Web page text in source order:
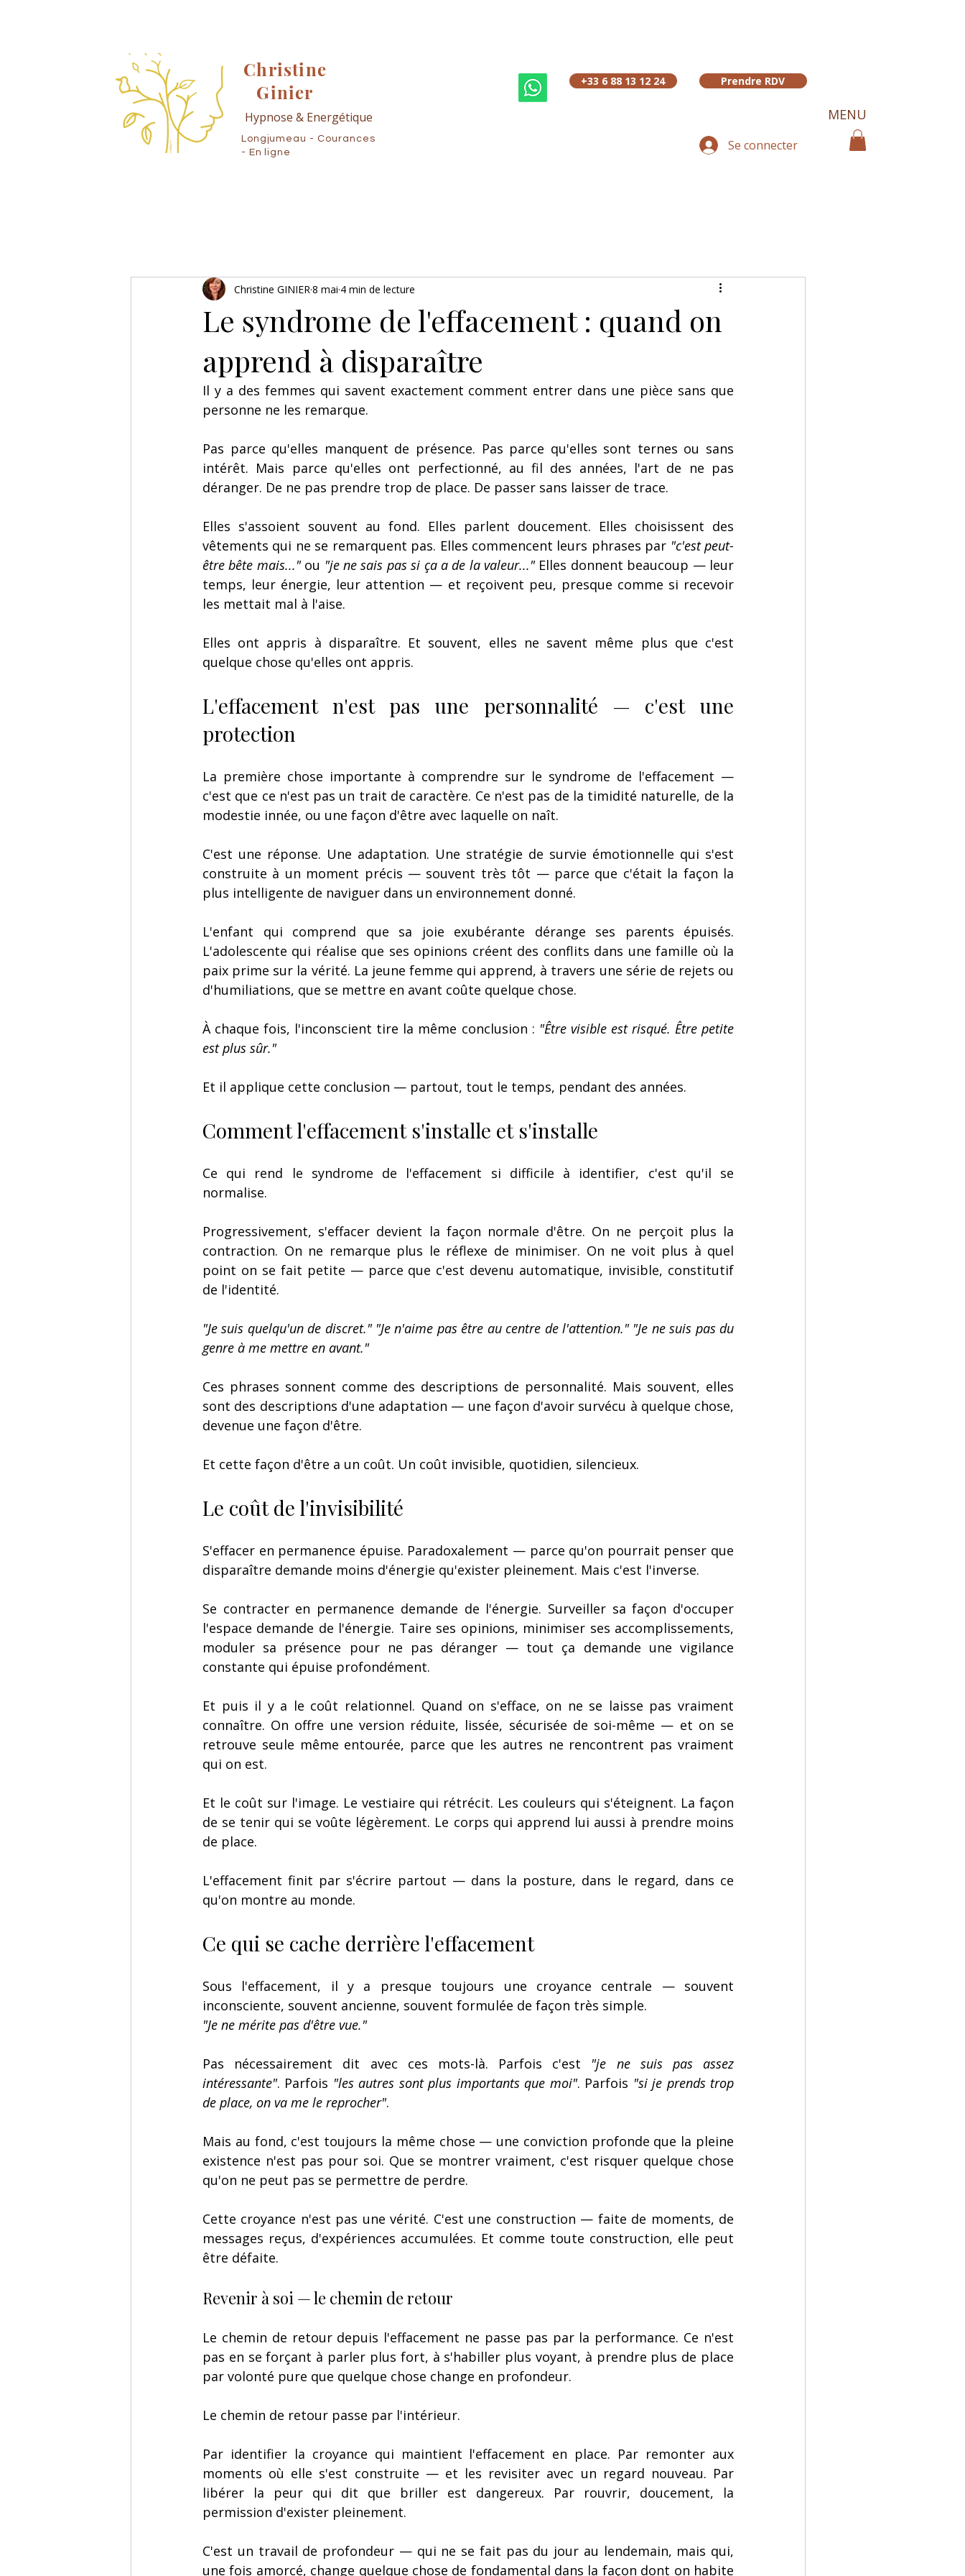
Christine
Ginier
Hypnose & Energétique
Longjumeau - Courances
- En ligne
+33 6 88 13 12 24 Prendre RDV
MENU
Se connecter
Le syndrome de l'effacement : quand on
apprend à disparaître
Christine GINIER 8 mai 4 min de lecture
Il y a des femmes qui savent exactement comment entrer dans une pièce sans que
personne ne les remarque.
Pas parce qu'elles manquent de présence. Pas parce qu'elles sont ternes ou sans
intérêt. Mais parce qu'elles ont perfectionné, au fil des années, l'art de ne pas
déranger. De ne pas prendre trop de place. De passer sans laisser de trace.
Elles s'assoient souvent au fond. Elles parlent doucement. Elles choisissent des
vêtements qui ne se remarquent pas. Elles commencent leurs phrases par "c'est peut-
être bête mais..." ou "je ne sais pas si ça a de la valeur..." Elles donnent beaucoup — leur
temps, leur énergie, leur attention — et reçoivent peu, presque comme si recevoir
les mettait mal à l'aise.
Elles ont appris à disparaître. Et souvent, elles ne savent même plus que c'est
quelque chose qu'elles ont appris.
L'effacement n'est pas une personnalité — c'est une
protection
La première chose importante à comprendre sur le syndrome de l'effacement —
c'est que ce n'est pas un trait de caractère. Ce n'est pas de la timidité naturelle, de la
modestie innée, ou une façon d'être avec laquelle on naît.
C'est une réponse. Une adaptation. Une stratégie de survie émotionnelle qui s'est
construite à un moment précis — souvent très tôt — parce que c'était la façon la
plus intelligente de naviguer dans un environnement donné.
L'enfant qui comprend que sa joie exubérante dérange ses parents épuisés.
L'adolescente qui réalise que ses opinions créent des conflits dans une famille où la
paix prime sur la vérité. La jeune femme qui apprend, à travers une série de rejets ou
d'humiliations, que se mettre en avant coûte quelque chose.
À chaque fois, l'inconscient tire la même conclusion : "Être visible est risqué. Être petite
est plus sûr."
Et il applique cette conclusion — partout, tout le temps, pendant des années.
Comment l'effacement s'installe et s'installe
Ce qui rend le syndrome de l'effacement si difficile à identifier, c'est qu'il se
normalise.
Progressivement, s'effacer devient la façon normale d'être. On ne perçoit plus la
contraction. On ne remarque plus le réflexe de minimiser. On ne voit plus à quel
point on se fait petite — parce que c'est devenu automatique, invisible, constitutif
de l'identité.
"Je suis quelqu'un de discret." "Je n'aime pas être au centre de l'attention." "Je ne suis pas du
genre à me mettre en avant."
Ces phrases sonnent comme des descriptions de personnalité. Mais souvent, elles
sont des descriptions d'une adaptation — une façon d'avoir survécu à quelque chose,
devenue une façon d'être.
Et cette façon d'être a un coût. Un coût invisible, quotidien, silencieux.
Le coût de l'invisibilité
S'effacer en permanence épuise. Paradoxalement — parce qu'on pourrait penser que
disparaître demande moins d'énergie qu'exister pleinement. Mais c'est l'inverse.
Se contracter en permanence demande de l'énergie. Surveiller sa façon d'occuper
l'espace demande de l'énergie. Taire ses opinions, minimiser ses accomplissements,
moduler sa présence pour ne pas déranger — tout ça demande une vigilance
constante qui épuise profondément.
Et puis il y a le coût relationnel. Quand on s'efface, on ne se laisse pas vraiment
connaître. On offre une version réduite, lissée, sécurisée de soi-même — et on se
retrouve seule même entourée, parce que les autres ne rencontrent pas vraiment
qui on est.
Et le coût sur l'image. Le vestiaire qui rétrécit. Les couleurs qui s'éteignent. La façon
de se tenir qui se voûte légèrement. Le corps qui apprend lui aussi à prendre moins
de place.
L'effacement finit par s'écrire partout — dans la posture, dans le regard, dans ce
qu'on montre au monde.
Ce qui se cache derrière l'effacement
Sous l'effacement, il y a presque toujours une croyance centrale — souvent
inconsciente, souvent ancienne, souvent formulée de façon très simple.
"Je ne mérite pas d'être vue."
Pas nécessairement dit avec ces mots-là. Parfois c'est "je ne suis pas assez
intéressante". Parfois "les autres sont plus importants que moi". Parfois "si je prends trop
de place, on va me le reprocher".
Mais au fond, c'est toujours la même chose — une conviction profonde que la pleine
existence n'est pas pour soi. Que se montrer vraiment, c'est risquer quelque chose
qu'on ne peut pas se permettre de perdre.
Cette croyance n'est pas une vérité. C'est une construction — faite de moments, de
messages reçus, d'expériences accumulées. Et comme toute construction, elle peut
être défaite.
Revenir à soi — le chemin de retour
Le chemin de retour depuis l'effacement ne passe pas par la performance. Ce n'est
pas en se forçant à parler plus fort, à s'habiller plus voyant, à prendre plus de place
par volonté pure que quelque chose change en profondeur.
Le chemin de retour passe par l'intérieur.
Par identifier la croyance qui maintient l'effacement en place. Par remonter aux
moments où elle s'est construite — et les revisiter avec un regard nouveau. Par
libérer la peur qui dit que briller est dangereux. Par rouvrir, doucement, la
permission d'exister pleinement.
C'est un travail de profondeur — qui ne se fait pas du jour au lendemain, mais qui,
une fois amorcé, change quelque chose de fondamental dans la façon dont on habite